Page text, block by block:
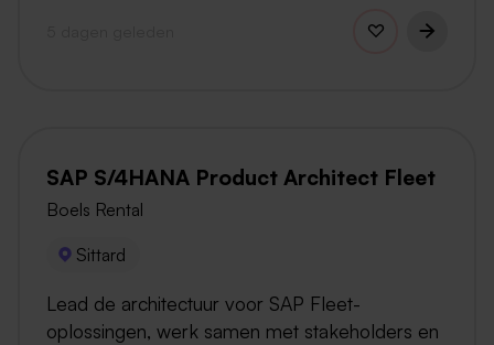
SAP S/4HANA Product Architect Fleet
Boels Rental
Sittard
Lead de architectuur voor SAP Fleet-
oplossingen, werk samen met stakeholders en